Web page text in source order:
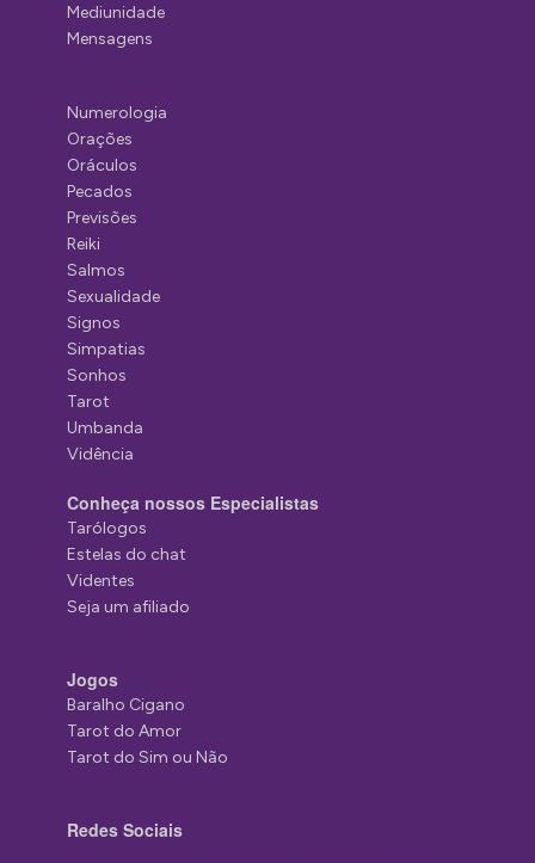
Mediunidade
Mensagens
Numerologia
Orações
Oráculos
Pecados
Previsões
Reiki
Salmos
Sexualidade
Signos
Simpatias
Sonhos
Tarot
Umbanda
Vidência
Conheça nossos Especialistas
Tarólogos
Estelas do chat
Videntes
Seja um afiliado
Jogos
Baralho Cigano
Tarot do Amor
Tarot do Sim ou Não
Redes Sociais